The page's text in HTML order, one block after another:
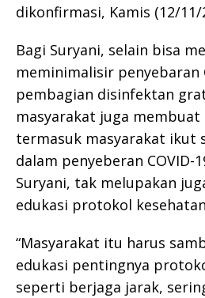
dikonfirmasi, Kamis (12/11/
Bagi Suryani, selain bisa
meminimalisir penyebaran
pembagian disinfektan
masyarakat juga membuat
termasuk masyarakat ikut
dalam penyeberan COVID-
Suryani, tak melupakan
edukasi protokol
“Masyarakat itu harus
edukasi pentingnya
seperti berjaga jarak,